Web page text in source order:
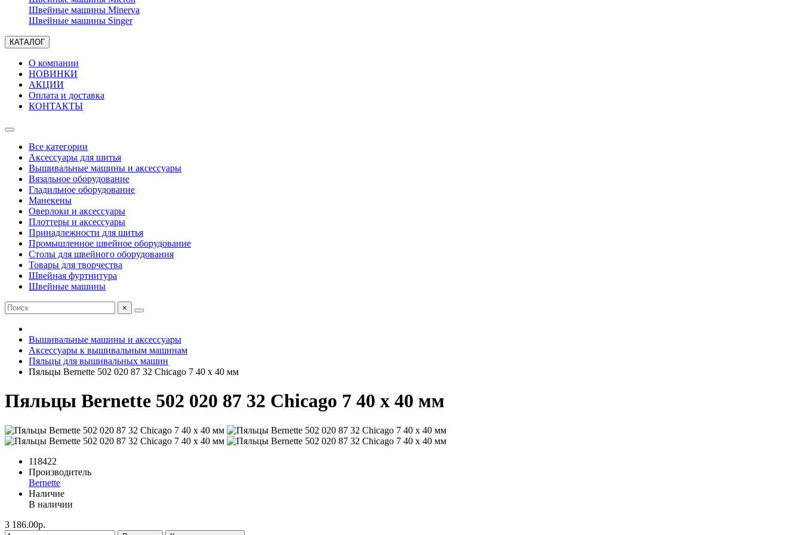
Швейные машины Minerva
Швейные машины Singer
КАТАЛОГ
О компании
НОВИНКИ
АКЦИИ
Оплата и доставка
КОНТАКТЫ
Все категории
Аксессуары для шитья
Вышивальные машины и аксессуары
Вязальное оборудование
Гладильное оборудование
Манекены
Оверлоки и аксессуары
Плоттеры и аксессуары
Принадлежности для шитья
Промышленное швейное оборудование
Столы для швейного оборудования
Товары для творчества
Швейная фуртнитура
Швейные машины
×
Вышивальные машины и аксессуары
Аксессуары к вышивальным машинам
Пяльцы для вышивальных машин
Пяльцы Bernette 502 020 87 32 Chicago 7 40 x 40 мм
Пяльцы Bernette 502 020 87 32 Chicago 7 40 x 40 мм
118422
Производитель
Bernette
Наличие
В наличии
3 186.00р.